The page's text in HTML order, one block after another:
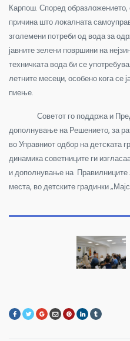
Карпош. Според
причина што локалната
зголемени потреби од вода за
јавните зелени површини на
техничката вода би се
летните месеци, особено кога се
пиење.
Советот го поддржа и
дополнување на Решението, за
во Управниот одбор на детската
динамика советниците ги
и дополнување на Правилниците
места, во детските градинки